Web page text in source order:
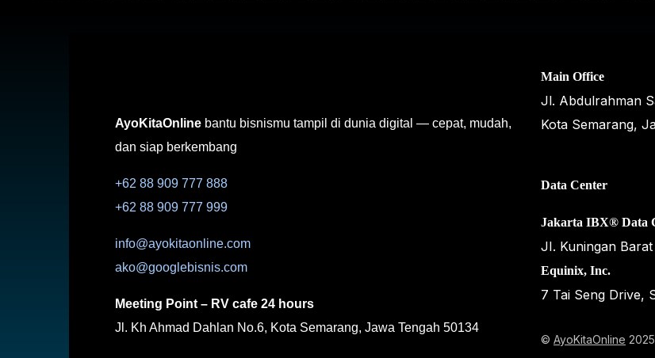
AyoKitaOnline bantu bisnismu tampil di dunia digital — cepat, mudah,
dan siap berkembang
+62 88 909 777 888
+62 88 909 777 999
info@ayokitaonline.com
ako@googlebisnis.com
Meeting Point – RV cafe 24 hours
Jl. Kh Ahmad Dahlan No.6, Kota Semarang, Jawa Tengah 50134
Main Office
Jl. Abdulrahman
Kota Semarang,
Data Center
Jakarta IBX® Data
JI. Kuningan
Equinix, Inc.
7 Tai Seng Drive,
© AyoKitaOnline